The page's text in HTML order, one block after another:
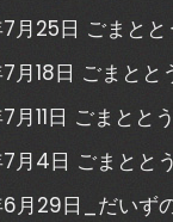
月25日 ごまとと
月18日 ごまとと
月11日 ごまとと
月4日 ごまとと
月29日_だいず